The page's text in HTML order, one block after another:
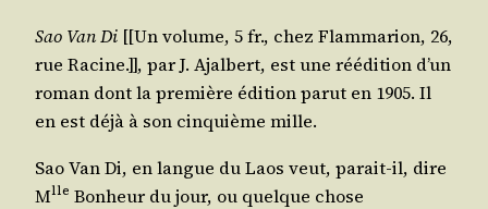
Sao Van Di [[Un volume, 5 fr., chez Flam­ma­rion, 26,
rue Racine.]], par J. Ajal­bert, est une réédi­tion d’un
roman dont la pre­mière édi­tion parut en 1905. Il
en est déjà à son cin­quième mille.
Sao Van Di, en langue du Laos veut, parait-il, dire
Mlle Bon­heur du jour, ou quelque chose